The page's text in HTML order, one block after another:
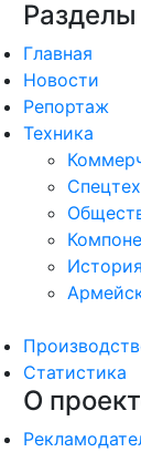
Разделы
Главная
Новости
Репортаж
Техника
История
Статистика
О